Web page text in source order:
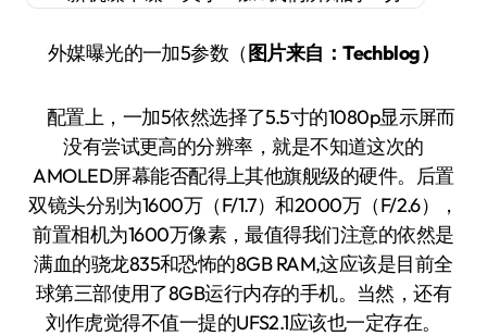
外媒曝光的一加5参数（图片来自：Techblog）
配置上，一加5依然选择了5.5寸的1080p显示屏而
没有尝试更高的分辨率，就是不知道这次的
AMOLED屏幕能否配得上其他旗舰级的硬件。后置
双镜头分别为1600万（F/1.7）和2000万（F/2.6），
前置相机为1600万像素，最值得我们注意的依然是
满血的骁龙835和恐怖的8GB RAM,这应该是目前全
球第三部使用了8GB运行内存的手机。当然，还有
刘作虎觉得不值一提的UFS2.1应该也一定存在。